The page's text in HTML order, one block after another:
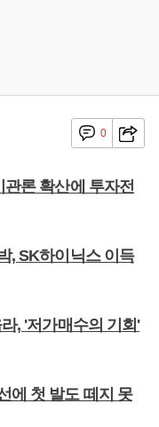
0
론 확산에 투자전
, SK하이닉스 이득
, '저가매수의 기회'
에 첫 발도 떼지 못